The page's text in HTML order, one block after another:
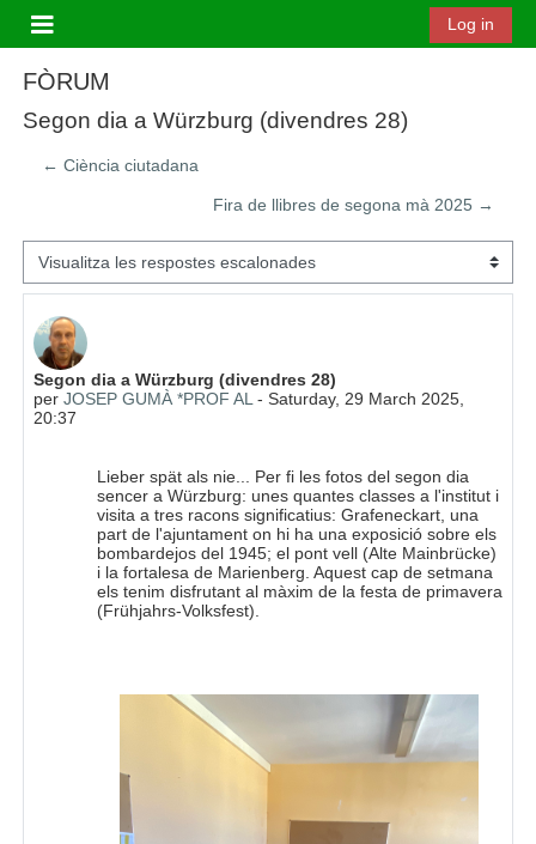
Panell lateral
Log in
FÒRUM
Segon dia a Würzburg (divendres 28)
← Ciència ciutadana
Fira de llibres de segona mà 2025 →
Mode de visualització
Segon dia a Würzburg (divendres 28)
perJOSEP GUMÀ *PROF AL -Saturday, 29 March 2025,
20:37
Nombre de respostes: 0
Lieber spät als nie... Per fi les fotos del segon dia
sencer a Würzburg: unes quantes classes a l'institut i
visita a tres racons significatius: Grafeneckart, una
part de l'ajuntament on hi ha una exposició sobre els
bombardejos del 1945; el pont vell (Alte Mainbrücke)
i la fortalesa de Marienberg. Aquest cap de setmana
els tenim disfrutant al màxim de la festa de primavera
(Frühjahrs-Volksfest).